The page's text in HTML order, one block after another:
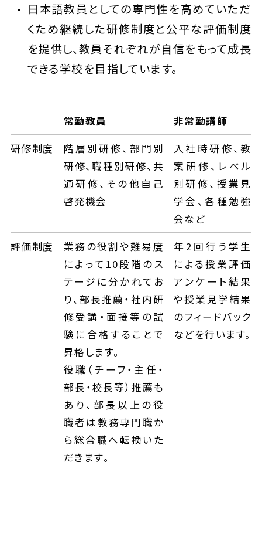
日本語教員としての専門性を高めていただ
くため継続した研修制度と公平な評価制度
を提供し、教員それぞれが自信をもって成長
できる学校を目指しています。
常勤教員
非常勤講師
研修制度
階層別研修、部門別
研修、職種別研修、共
通研修、その他自己
啓発機会
入社時研修、教
案研修、レベル
別研修、授業見
学会、各種勉強
会など
評価制度
業務の役割や難易度
によって10段階のス
テージに分かれてお
り、部長推薦・社内研
修受講・面接等の試
験に合格することで
昇格します。
役職（チーフ・主任・
部長・校長等）推薦も
あり、部長以上の役
職者は教務専門職か
ら総合職へ転換いた
だきます。
年2回行う学生
による授業評価
アンケート結果
や授業見学結果
のフィードバック
などを行います。